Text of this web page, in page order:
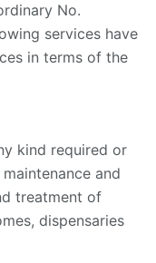
No.
services have
in terms of the
kind required or
and
treatment of
dispensaries